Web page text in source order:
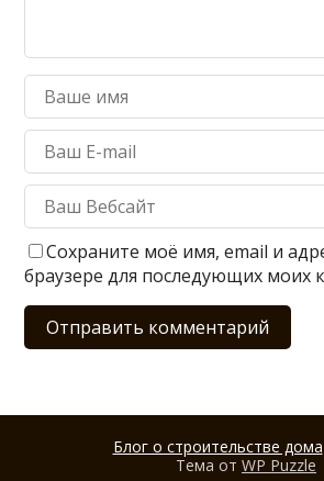
Сохраните моё имя, email и
браузере для последующих моих
Блог о строительстве дома
Тема от WP Puzzle